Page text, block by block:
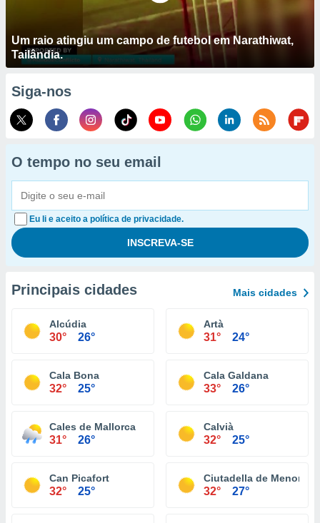
Um raio atingiu um campo de futebol em Narathiwat,
Tailândia.
Siga-nos
O tempo no seu email
Eu li e aceito a política de privacidade.
Principais cidades Mais cidades
Alcúdia
30° 26°
Artà
31° 24°
Cala Bona
32° 25°
Cala Galdana
33° 26°
Cales de Mallorca
31° 26°
Calvià
32° 25°
Can Picafort
32° 25°
Ciutadella de Menorca
32° 27°